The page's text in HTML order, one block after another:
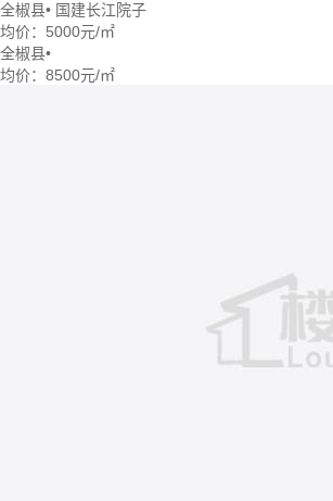
全椒县• 国建长江院子
均价： 5000元/㎡
全椒县•
均价： 8500元/㎡